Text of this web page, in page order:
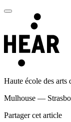
Haute école des arts
Mulhouse —
Partager cet article